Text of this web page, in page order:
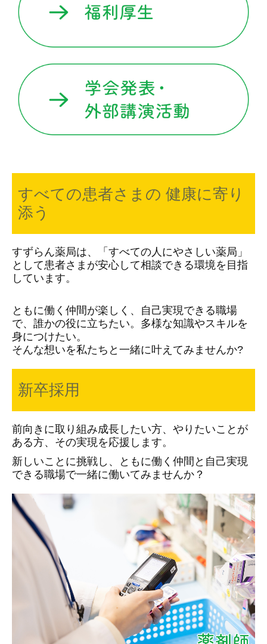
すべての患者さまの 健康に寄り
添う
すずらん薬局は、「すべての人にやさしい薬局」
として患者さまが安心して相談できる環境を目指
しています。
ともに働く仲間が楽しく、自己実現できる職場
で、誰かの役に立ちたい。多様な知識やスキルを
身につけたい。
そんな想いを私たちと一緒に叶えてみませんか?
新卒採用
前向きに取り組み成長したい方、 やりたいことが
ある方、その実現を応援します。
新しいことに挑戦し、ともに働く仲間と自己実現
できる職場で一緒に働いてみませんか？